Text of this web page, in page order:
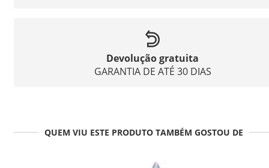
Devolução gratuita
GARANTIA DE ATÉ 30 DIAS
QUEM VIU ESTE PRODUTO TAMBÉM GOSTOU DE